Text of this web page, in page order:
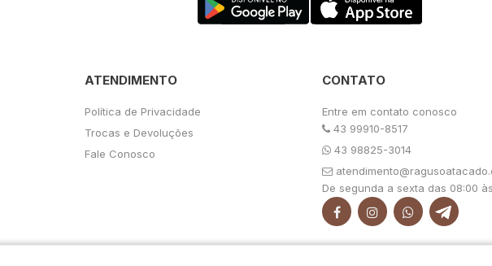
ATENDIMENTO
Política de Privacidade
Trocas e Devoluções
Fale Conosco
CONTATO
Entre em contato conosco
43 99910-8517
43 98825-3014
De segunda a sexta das 08:00